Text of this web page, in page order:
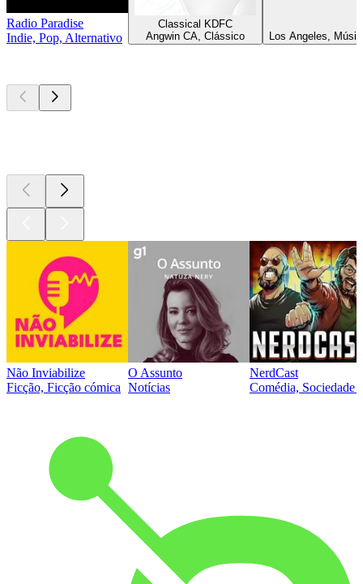
Radio Paradise
Indie, Pop, Alternativo
Classical KDFC
Angwin CA, Clássico
Los Angeles,
Não Inviabilize
Ficção, Ficção cómica
O Assunto
Notícias
NerdCast
Comédia, Sociedade